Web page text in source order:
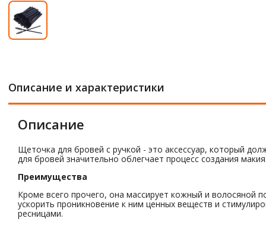
Описание и характеристики
Описание
Щеточка для бровей с ручкой - это аксессуар, который
для бровей значительно облегчает процесс создания
Преимущества
Кроме всего прочего, она массирует кожный и волосяной
ускорить проникновение к ним ценных веществ и
ресницами.